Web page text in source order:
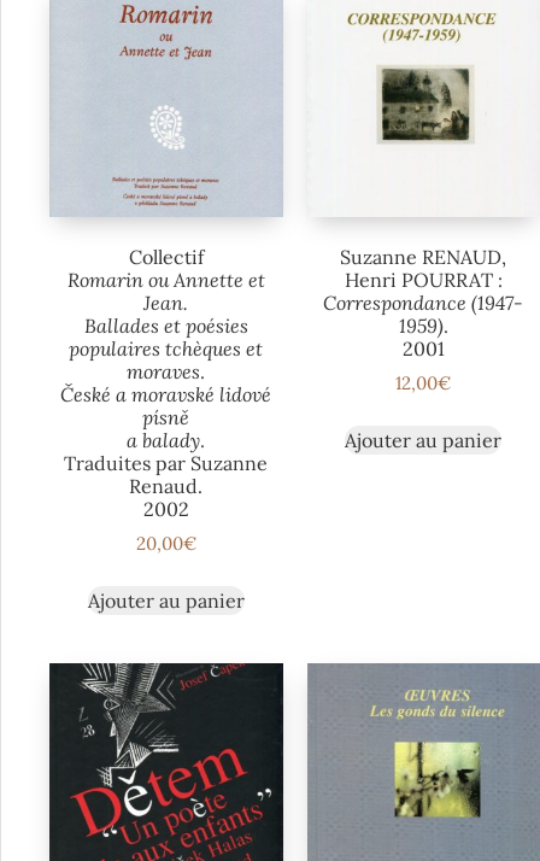
Collectif
Romarin ou Annette et
Jean.
Ballades et poésies
populaires tchèques et
moraves.
České a moravské lidové
písně
a balady.
Traduites par Suzanne
Renaud.
2002
20,00€
Ajouter au panier
Suzanne RENAUD,
Henri POURRAT :
Correspondance (1947-
1959).
2001
12,00€
Ajouter au panier